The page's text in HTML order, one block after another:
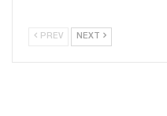
PREV NEXT